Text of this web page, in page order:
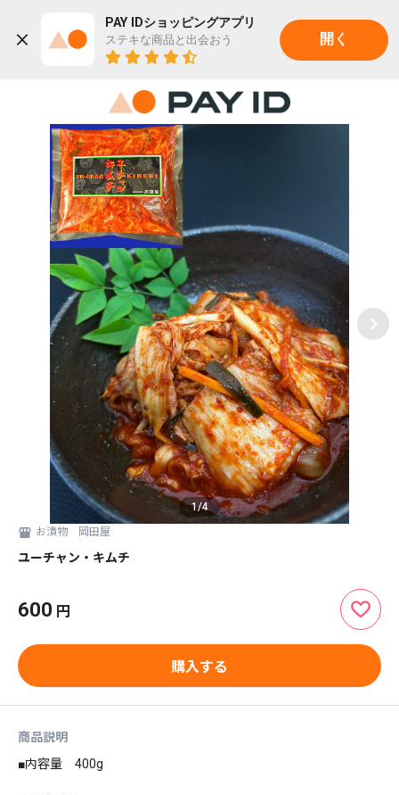
PAY IDショッピングアプリ
ステキな商品と出会おう 開く
1/4
お漬物 岡田屋
ユーチャン・キムチ
600 円
購入する
商品説明
■内容量　400g